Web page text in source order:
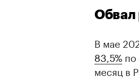
Обвал
В мае
83,5%
месяц в